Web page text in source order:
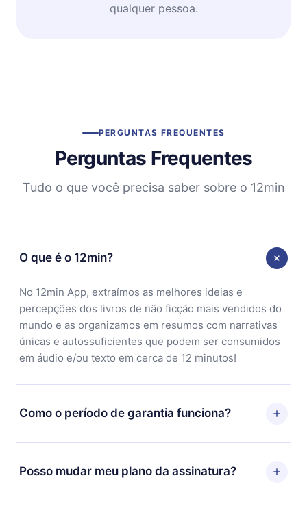
qualquer pessoa.
PERGUNTAS FREQUENTES
Perguntas Frequentes
Tudo o que você precisa saber sobre o 12min
O que é o 12min?
No 12min App, extraímos as melhores ideias e
percepções dos livros de não ficção mais vendidos do
mundo e as organizamos em resumos com narrativas
únicas e autossuficientes que podem ser consumidos
em áudio e/ou texto em cerca de 12 minutos!
Como o período de garantia funciona?
Você pode baixar nosso aplicativo e começar a
aproveitar nossa biblioteca. Se por algum motivo não
ficar satisfeito com nossa plataforma, basta entrar em
Posso mudar meu plano da assinatura?
Sim, mas a mudança só se aplicará a partir do próximo